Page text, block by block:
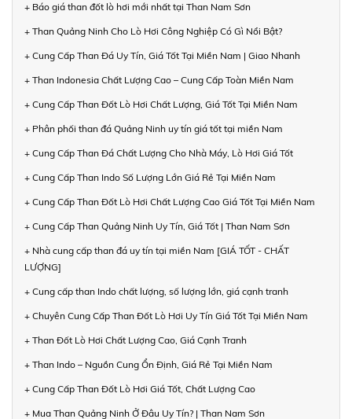
+ Báo giá than đốt lò hơi mới nhất tại Than Nam Sơn
+ Than Quảng Ninh Cho Lò Hơi Công Nghiệp Có Gì Nổi Bật?
+ Cung Cấp Than Đá Uy Tín, Giá Tốt Tại Miền Nam | Giao Nhanh
+ Than Indonesia Chất Lượng Cao – Cung Cấp Toàn Miền Nam
+ Cung Cấp Than Đốt Lò Hơi Chất Lượng, Giá Tốt Tại Miền Nam
+ Phân phối than đá Quảng Ninh uy tín giá tốt tại miền Nam
+ Cung Cấp Than Đá Chất Lượng Cho Nhà Máy, Lò Hơi Giá Tốt
+ Cung Cấp Than Indo Số Lượng Lớn Giá Rẻ Tại Miền Nam
+ Cung Cấp Than Đốt Lò Hơi Chất Lượng Cao Giá Tốt Tại Miền Nam
+ Cung Cấp Than Quảng Ninh Uy Tín, Giá Tốt | Than Nam Sơn
+ Nhà cung cấp than đá uy tín tại miền Nam [GIÁ TỐT - CHẤT
LƯỢNG]
+ Cung cấp than Indo chất lượng, số lượng lớn, giá cạnh tranh
+ Chuyên Cung Cấp Than Đốt Lò Hơi Uy Tín Giá Tốt Tại Miền Nam
+ Than Đốt Lò Hơi Chất Lượng Cao, Giá Cạnh Tranh
+ Than Indo – Nguồn Cung Ổn Định, Giá Rẻ Tại Miền Nam
+ Cung Cấp Than Đốt Lò Hơi Giá Tốt, Chất Lượng Cao
+ Mua Than Quảng Ninh Ở Đâu Uy Tín? | Than Nam Sơn